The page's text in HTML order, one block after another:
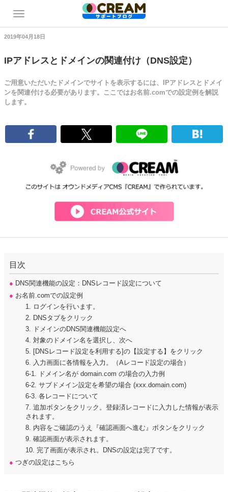
2019年04月18日
IPアドレスとドメインの関連付け（DNS設定）
ご用意いただいたドメインでサイトを表示するには、IPアドレスとドメイ
ンを関連付ける必要があります。ここではお名前.comでの設定例を解説
します。
目次
● DNS関連機能の設定：DNSレコード設定について
● お名前.comでの設定例
1. ログインを行います。
2. DNSタブをクリック
3. ドメインのDNS関連機能設定へ
4. 対象のドメイン名を選択し、次へ
5. [DNSレコード設定を利用する]の【設定する】をクリック
6. 入力画面に各情報を入力。（Aレコード設定の場合）
6-1. ドメイン名が domain.com の場合の入力例
6-2. サブドメイン設定を希望の場合 (xxx.domain.com)
6-3. 各レコードについて
7. 追加ボタンをクリック。登録済レコードに入力した情報が表示
されます。
8. 内容をご確認のうえ『確認画面へ進む』ボタンをクリック
9. 確認画面が表示されます。
10. 完了画面が表示され。DNSの設定は完了です。
● つぎの設定はこちら